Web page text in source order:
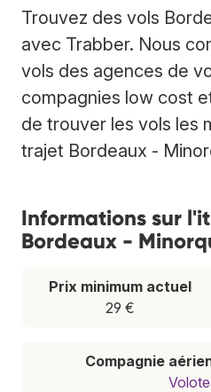
Trouvez des vols
avec Trabber. Nous
vols des agences de
compagnies low cost
de trouver les vols les
trajet Bordeaux -
Informations sur
Bordeaux -
Prix minimum actuel
29 €
Compagnie